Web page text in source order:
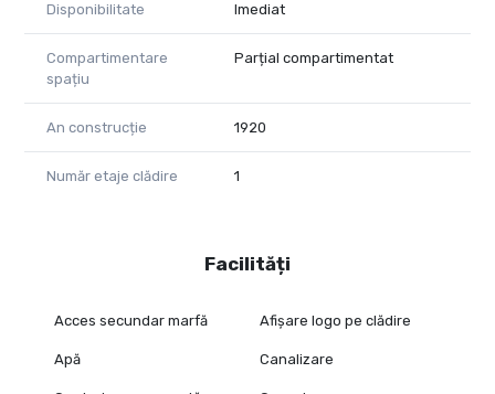
Disponibilitate Imediat
Compartimentare
spațiu
Parțial compartimentat
An construcție 1920
Număr etaje clădire 1
Facilități
Acces secundar marfă Afișare logo pe clădire
Apă Canalizare